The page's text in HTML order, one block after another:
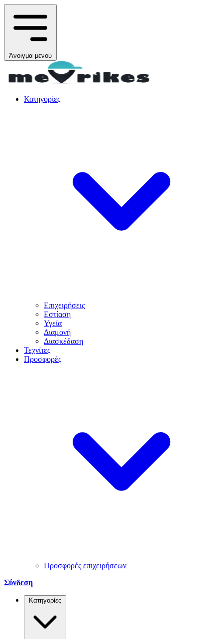
Άνοιγμα μενού
Κατηγορίες
Επιχειρήσεις
Εστίαση
Υγεία
Διαμονή
Διασκέδαση
Τεχνίτες
Προσφορές
Προσφορές επιχειρήσεων
Σύνδεση
Κατηγορίες